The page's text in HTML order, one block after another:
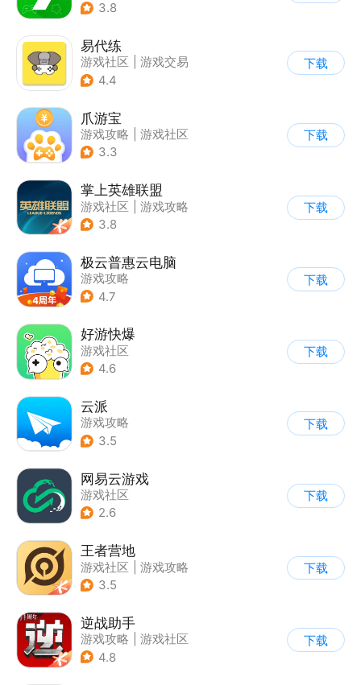
3.8
易代练
游戏社区
游戏交易
| 游戏攻略
4.4
下载
爪游宝
游戏攻略
游戏社区
3.3
下载
掌上英雄联盟
游戏社区
游戏攻略
3.8
下载
极云普惠云电脑
游戏攻略
4.7
下载
好游快爆
游戏社区
4.6
下载
云派
游戏攻略
3.5
下载
网易云游戏
游戏社区
2.6
下载
王者营地
游戏社区
游戏攻略
3.5
下载
逆战助手
游戏攻略
游戏社区
4.8
下载